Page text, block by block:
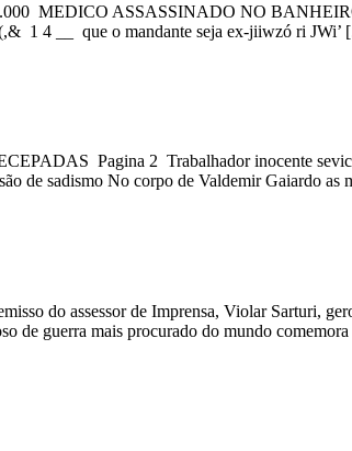
MEDICO ASSASSINADO NO
4 __ que o mandante seja ex-jiiwzó ri JWi’
Pagina 2 Trabalhador inocente
de sadismo No corpo de Valdemir Gaiardo as
do assessor de Imprensa, Violar Sarturi,
de guerra mais procurado do mundo